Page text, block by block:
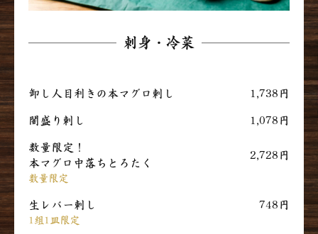
刺身・冷菜
卸し人目利きの本マグロ刺し 1,738円
闇盛り刺し 1,078円
数量限定！
本マグロ中落ちとろたく
2,728円
数量限定
生レバー刺し 748円
1組1皿限定